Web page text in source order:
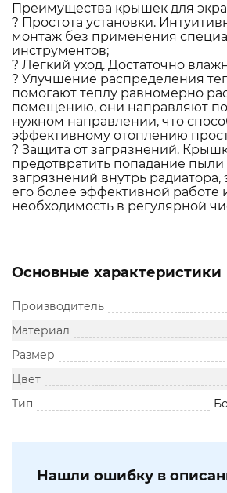
Преимущества крышек для
? Простота установки.
монтаж без применения
инструментов;
? Легкий уход. Достаточно
? Улучшение распределения
помогают теплу равномерно
помещению, они направляют
нужном направлении, что
эффективному отоплению
? Защита от загрязнений.
предотвратить попадание пыли
загрязнений внутрь радиатора,
его более эффективной работе
необходимость в регулярной
Основные характеристики
Производитель
Материал
Размер
Цвет
Тип
Нашли ошибку в